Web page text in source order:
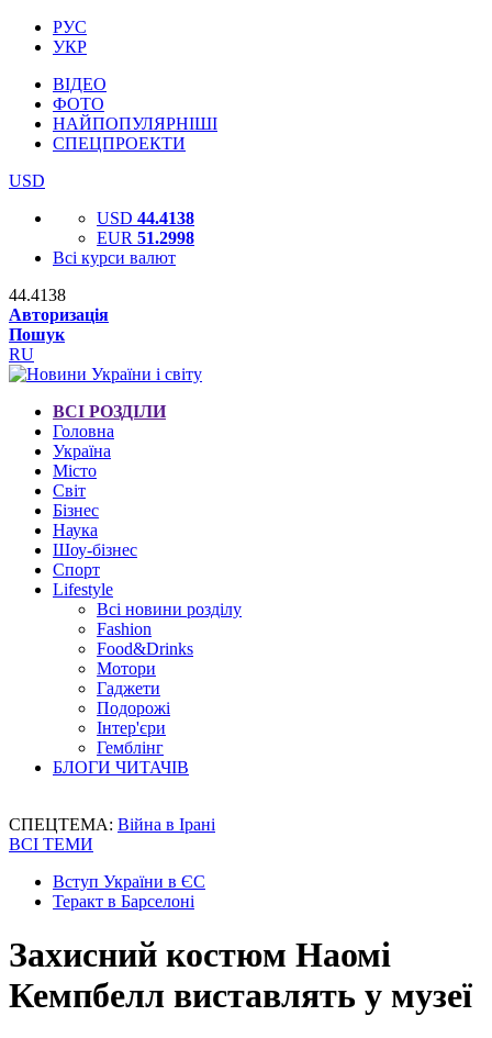
РУС
УКР
ВІДЕО
ФОТО
НАЙПОПУЛЯРНІШІ
СПЕЦПРОЕКТИ
USD
USD 44.4138
EUR 51.2998
Всі курси валют
44.4138
Авторизація
Пошук
RU
ВСІ РОЗДІЛИ
Головна
Україна
Місто
Світ
Бізнес
Наука
Шоу-бізнес
Спорт
Lifestyle
Всі новини розділу
Fashion
Food&Drinks
Мотори
Гаджети
Подорожі
Інтер'єри
Гемблінг
БЛОГИ ЧИТАЧІВ
СПЕЦТЕМА: Війна в Ірані
ВСІ ТЕМИ
Вступ України в ЄС
Теракт в Барселоні
Захисний костюм Наомі
Кемпбелл виставлять у музеї